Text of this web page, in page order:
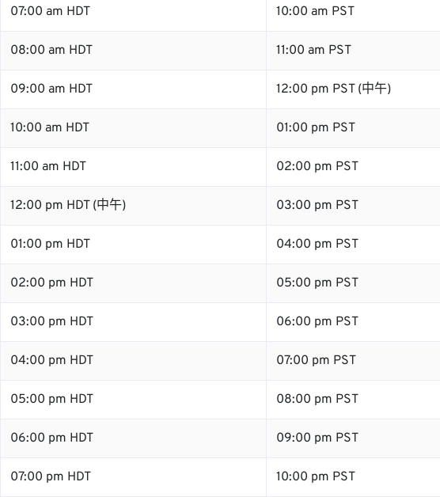
07:00 am HDT 10:00 am PST
08:00 am HDT 11:00 am PST
09:00 am HDT 12:00 pm PST (中午)
10:00 am HDT 01:00 pm PST
11:00 am HDT 02:00 pm PST
12:00 pm HDT (中午) 03:00 pm PST
01:00 pm HDT 04:00 pm PST
02:00 pm HDT 05:00 pm PST
03:00 pm HDT 06:00 pm PST
04:00 pm HDT 07:00 pm PST
05:00 pm HDT 08:00 pm PST
06:00 pm HDT 09:00 pm PST
07:00 pm HDT 10:00 pm PST